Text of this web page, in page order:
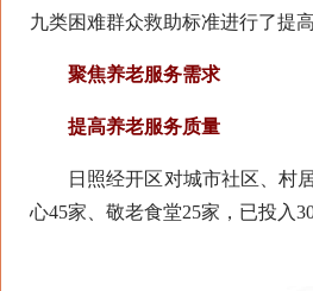
九类困难群众救助标准进行了提
聚焦养老服务需求
提高养老服务质量
日照经开区对城市社区、村居
心45家、敬老食堂25家，已投入